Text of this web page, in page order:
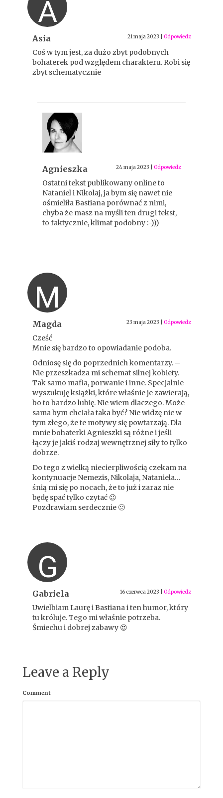
A
Asia 21 maja 2023 Odpowiedz
Coś w tym jest, za dużo zbyt podobnych
bohaterek pod względem charakteru. Robi się
zbyt schematycznie
Agnieszka 24 maja 2023 Odpowiedz
Ostatni tekst publikowany online to
Nataniel i Nikolaj, ja bym się nawet nie
ośmieliła Bastiana porównać z nimi,
chyba że masz na myśli ten drugi tekst,
to faktycznie, klimat podobny :-)))
M
Magda 23 maja 2023 Odpowiedz
Cześć
Mnie się bardzo to opowiadanie podoba.
Odniosę się do poprzednich komentarzy. –
Nie przeszkadza mi schemat silnej kobiety.
Tak samo mafia, porwanie i inne. Specjalnie
wyszukuję książki, które właśnie je zawierają,
bo to bardzo lubię. Nie wiem dlaczego. Może
sama bym chciała taka być? Nie widzę nic w
tym złego, że te motywy się powtarzają. Dla
mnie bohaterki Agnieszki są różne i jeśli
łączy je jakiś rodzaj wewnętrznej siły to tylko
dobrze.
Do tego z wielką niecierpliwością czekam na
kontynuacje Nemezis, Nikolaja, Nataniela…
śnią mi się po nocach, że to już i zaraz nie
będę spać tylko czytać 😉
Pozdrawiam serdecznie 🙂
G
Gabriela 16 czerwca 2023 Odpowiedz
Uwielbiam Laurę i Bastiana i ten humor, który
tu króluje. Tego mi właśnie potrzeba.
Śmiechu i dobrej zabawy 😍
Leave a Reply
Comment